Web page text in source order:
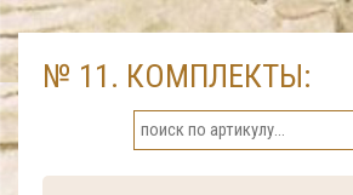
№ 11. КОМПЛЕКТЫ: